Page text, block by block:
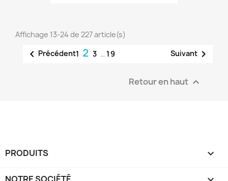
Affichage 13-24 de 227 article(s)
 Précédent1 2 3 … 19 Suivant 
Retour en haut 
PRODUITS 
NOTRE SOCIÉTÉ